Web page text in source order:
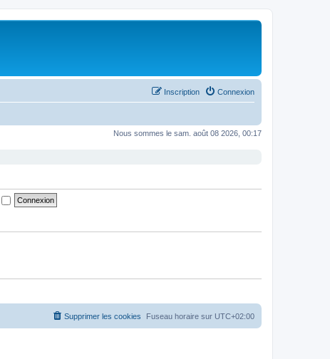
Connexion
Inscription
Nous sommes le sam. août 08 2026, 00:17
Fuseau horaire sur UTC+02:00
Supprimer les cookies